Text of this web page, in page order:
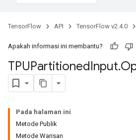
TensorFlow API TensorFlow v2.4.0
Apakah informasi ini membantu?
TPUPartitionedInput.
Pada halaman ini
Metode Publik
Metode Warisan